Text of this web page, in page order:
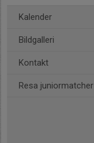
Kalender
Bildgalleri
Kontakt
Resa juniormatcher